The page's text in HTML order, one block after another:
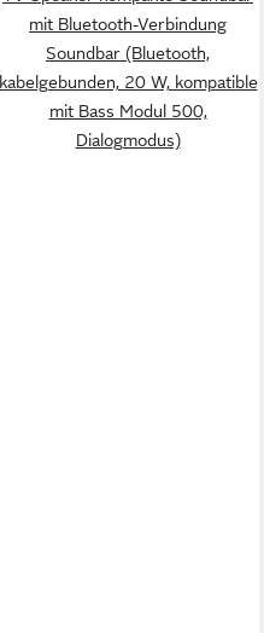
mit Bluetooth-Verbindung
Soundbar (Bluetooth,
kabelgebunden, 20 W, kompatible
mit Bass Modul 500,
Dialogmodus)